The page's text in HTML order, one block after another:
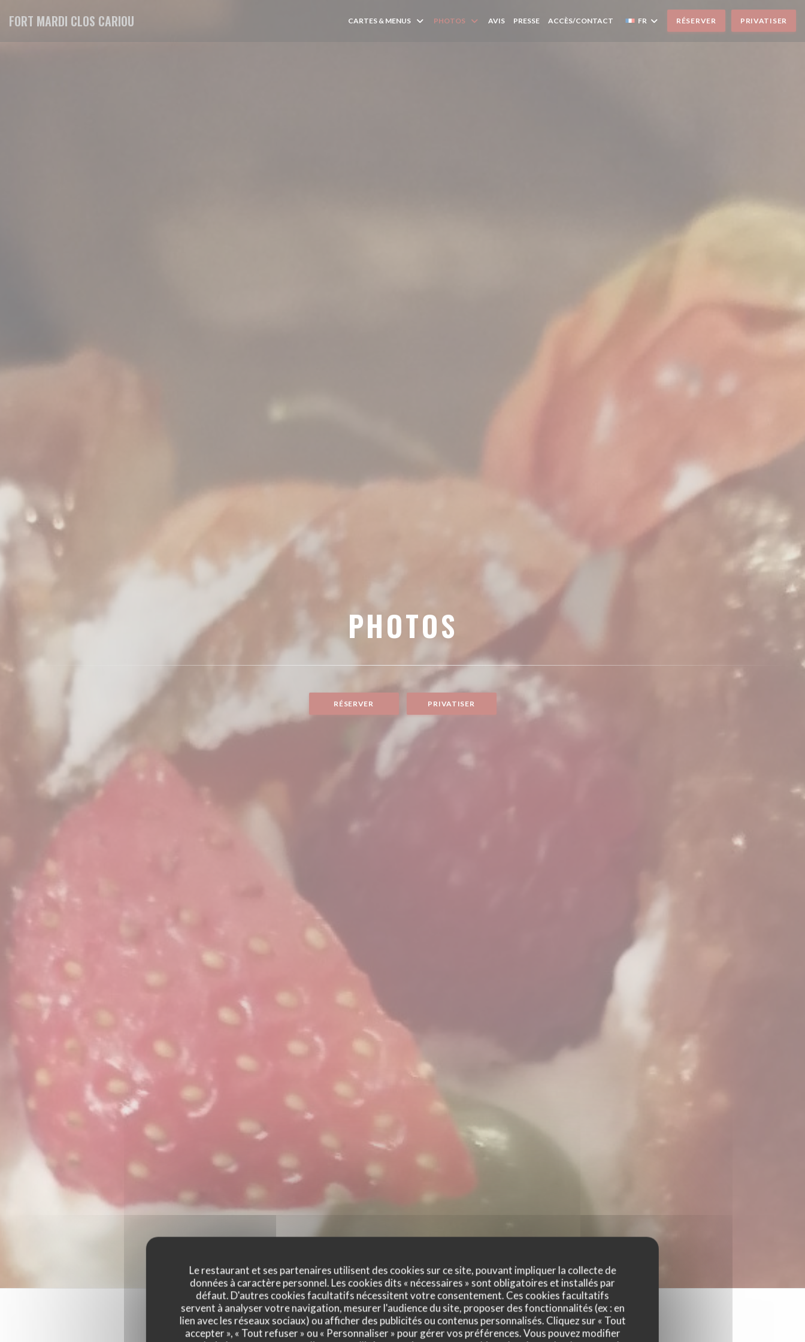
Le restaurant et ses partenaires utilisent des cookies sur ce site, pouvant impliquer la collecte de
données à caractère personnel. Les cookies dits « nécessaires » sont obligatoires et installés par
défaut. D'autres cookies facultatifs nécessitent votre consentement. Ces cookies facultatifs
servent à analyser votre navigation, mesurer l'audience du site, proposer des fonctionnalités (ex : en
lien avec les réseaux sociaux) ou afficher des publicités ou contenus personnalisés. Cliquez sur « Tout
accepter », « Tout refuser » ou « Personnaliser » pour gérer vos préférences. Vous pouvez modifier
FORT MARDI CLOS CARIOU CARTES & MENUS PHOTOS AVIS PRESSE ACCÈS/CONTACT FR RÉSERVER PRIVATISER
PHOTOS
RÉSERVER PRIVATISER